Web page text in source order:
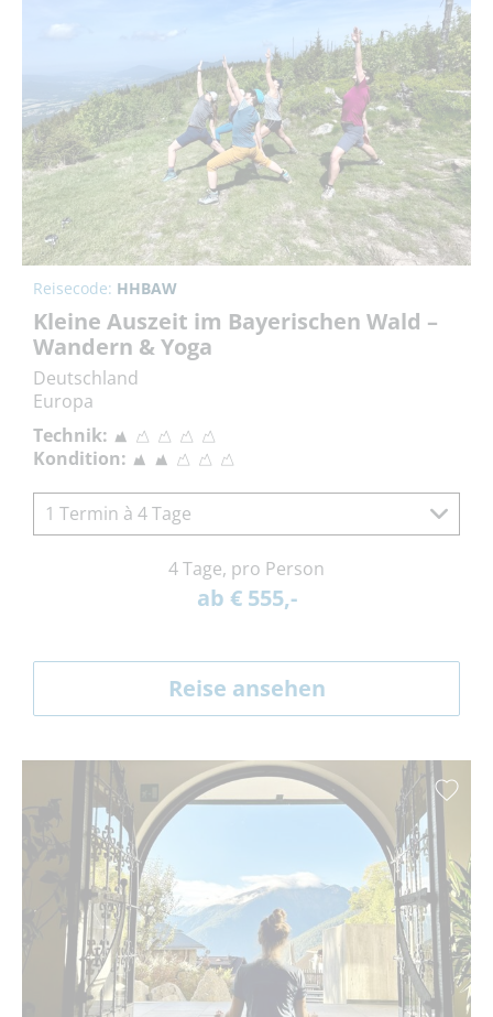
Reisecode: HHBAW
Kleine Auszeit im Bayerischen Wald –
Wandern & Yoga
Deutschland
Europa
Technik:
Kondition:
1 Termin à 4 Tage
4 Tage, pro Person
ab € 555,-
Reise ansehen